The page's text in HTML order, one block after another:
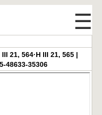
☰
21, 564·H III 21, 565 |
48633-35306